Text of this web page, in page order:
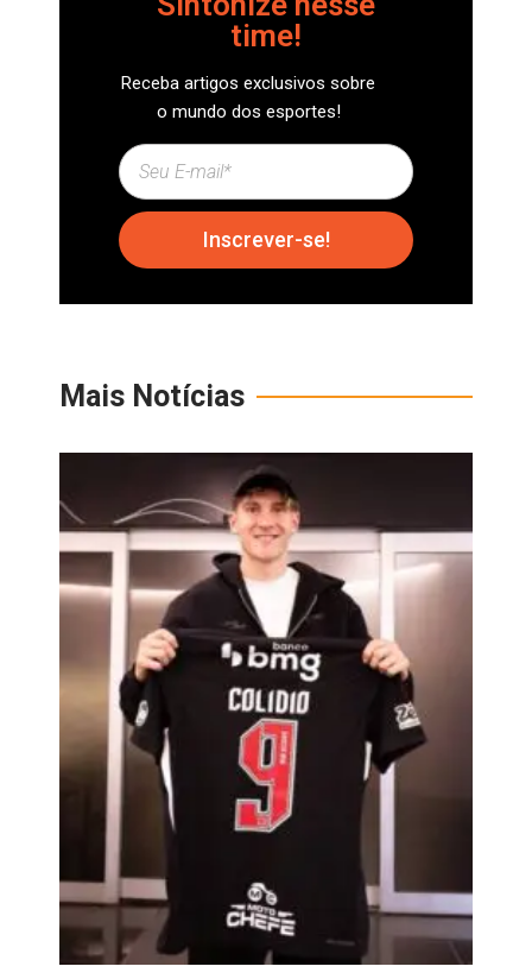
time!
Receba artigos exclusivos sobre
o mundo dos esportes!
Inscrever-se!
Mais Notícias